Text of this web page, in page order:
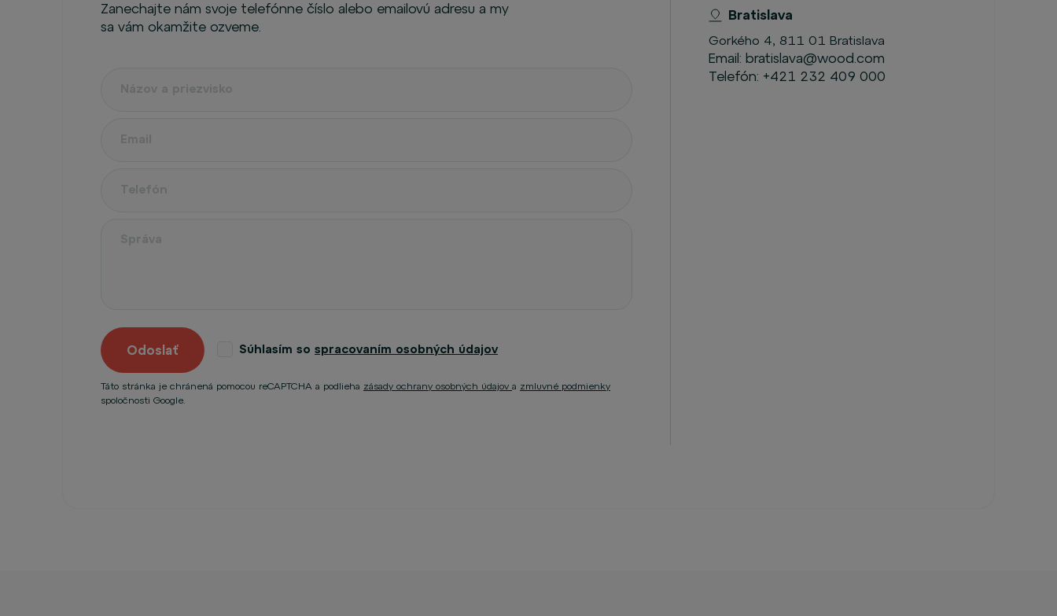
Zanechajte nám svoje telefónne číslo alebo emailovú adresu a my
sa vám okamžite ozveme.
Odoslať Súhlasím so spracovaním osobných údajov
Táto stránka je chránená pomocou reCAPTCHA a podlieha zásady ochrany osobných údajov a zmluvné podmienky
spoločnosti Google.
Bratislava
Gorkého 4, 811 01 Bratislava
Email: bratislava@wood.com
Telefón: +421 232 409 000